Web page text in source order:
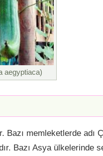
aegyptiaca)
memleketlerde adı
Bazı Asya ülkelerinde